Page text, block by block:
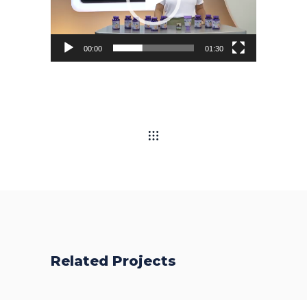
00:00 01:30
Related Projects